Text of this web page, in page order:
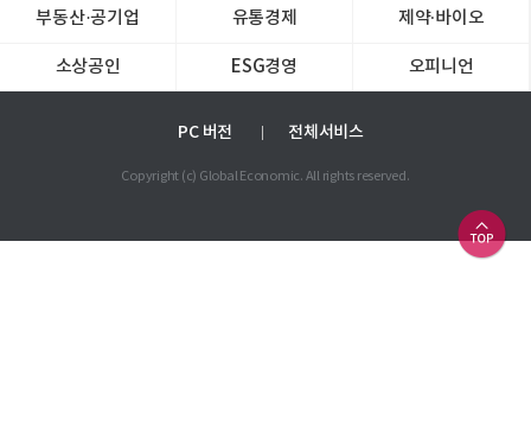
부동산·공기업 유통경제 제약∙바이오
소상공인 ESG경영 오피니언
PC 버전 전체서비스
Copyright (c) Global Economic. All rights reserved.